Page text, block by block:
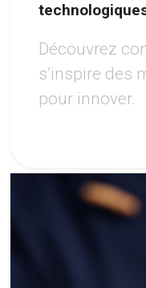
Découvrez
s’inspire des
pour innover.